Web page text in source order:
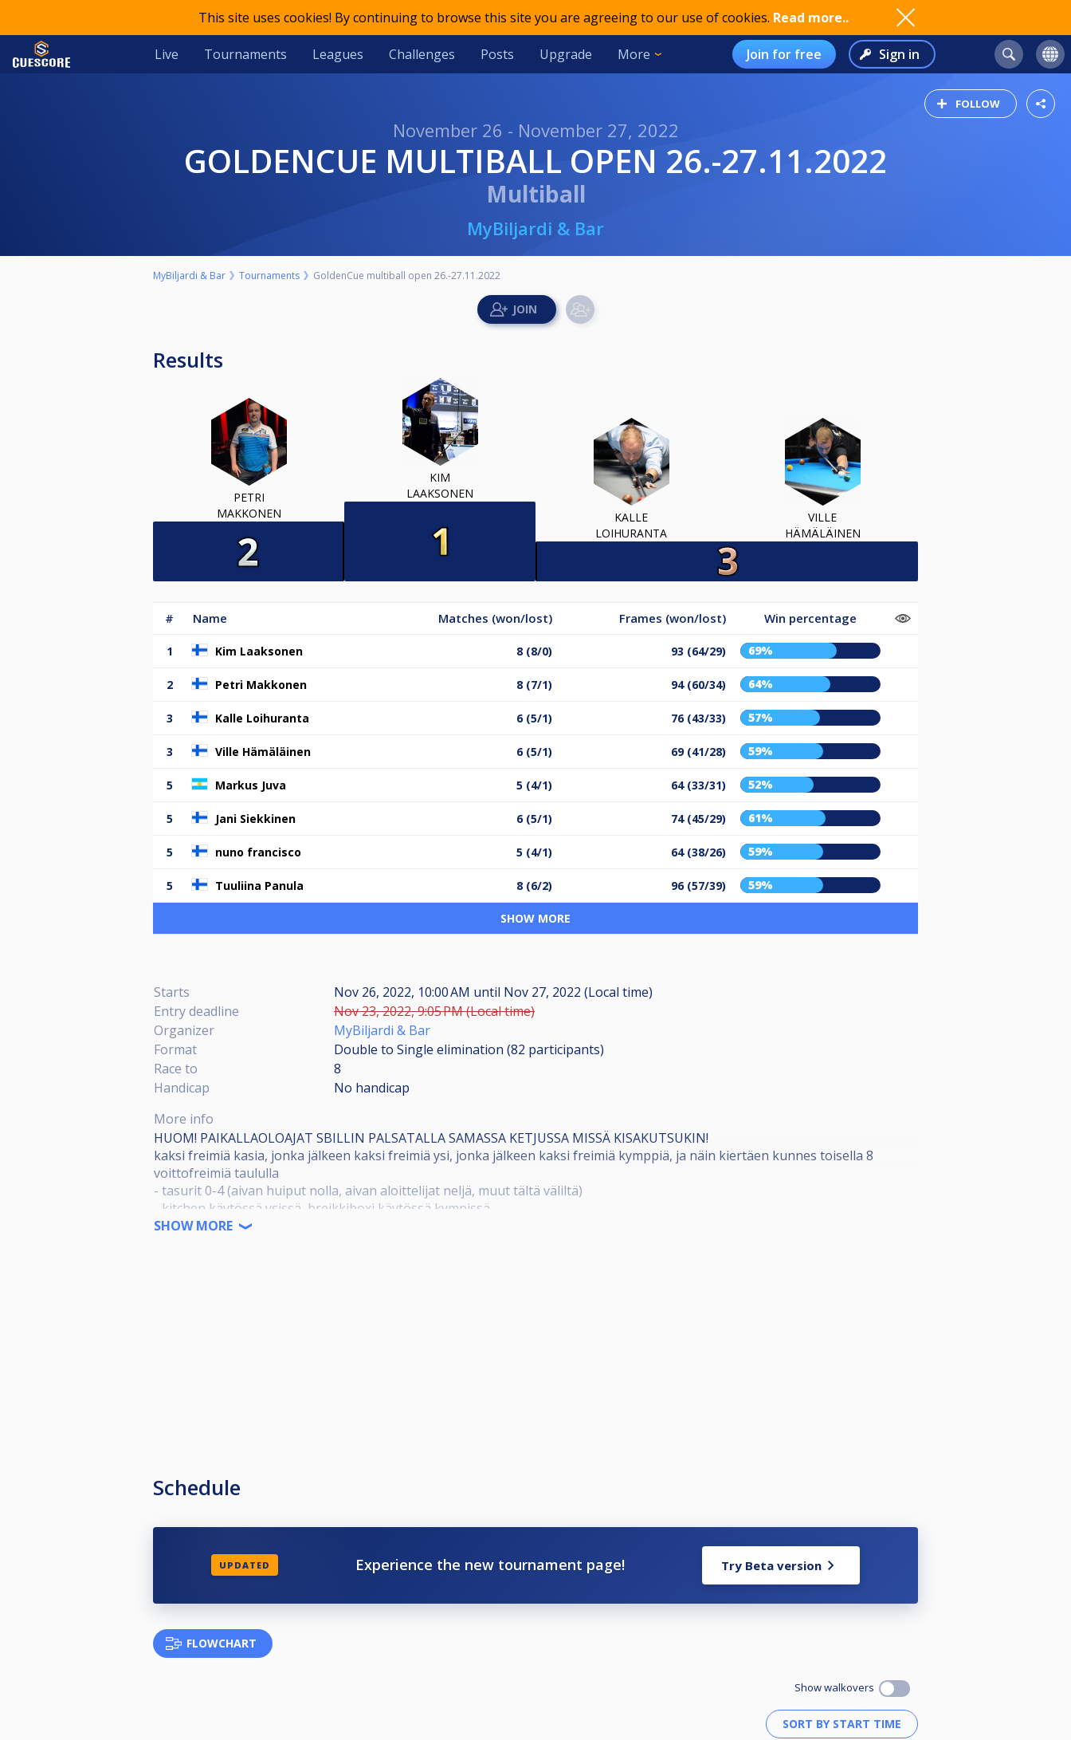
This site uses cookies! By continuing to browse this site you are agreeing to our use of cookies. Read more..
Live Tournaments Leagues Challenges Posts Upgrade More Join for free Sign in
FOLLOW
November 26 - November 27, 2022
GOLDENCUE MULTIBALL OPEN 26.-27.11.2022
Multiball
MyBiljardi & Bar
MyBiljardi & Bar Tournaments GoldenCue multiball open 26.-27.11.2022
Results
PETRI
MAKKONEN
KIM
LAAKSONEN
KALLE
LOIHURANTA
VILLE
HÄMÄLÄINEN
# Name Matches (won/lost) Frames (won/lost) Win percentage
1 Kim Laaksonen 8 (8/0) 93 (64/29) 69%
2 Petri Makkonen 8 (7/1) 94 (60/34) 64%
3 Kalle Loihuranta 6 (5/1) 76 (43/33) 57%
3 Ville Hämäläinen 6 (5/1) 69 (41/28) 59%
5 Markus Juva 5 (4/1) 64 (33/31) 52%
5 Jani Siekkinen 6 (5/1) 74 (45/29) 61%
5 nuno francisco 5 (4/1) 64 (38/26) 59%
5 Tuuliina Panula 8 (6/2) 96 (57/39) 59%
SHOW MORE
Starts Nov 26, 2022, 10:00 AM until Nov 27, 2022 (Local time)
Entry deadline
Nov 23, 2022, 9:05 PM (Local time)
Organizer
MyBiljardi & Bar
Format
Double to Single elimination (82 participants)
Race to
8
Handicap
No handicap
More info
HUOM! PAIKALLAOLOAJAT SBILLIN PALSATALLA SAMASSA KETJUSSA MISSÄ KISAKUTSUKIN!
kaksi freimiä kasia, jonka jälkeen kaksi freimiä ysi, jonka jälkeen kaksi freimiä kymppiä, ja näin kiertäen kunnes toisella 8
voittofreimiä taululla
- tasurit 0-4 (aivan huiput nolla, aivan aloittelijat neljä, muut tältä väliltä)
- kitchen käytössä ysissä, breikkiboxi käytössä kympissä
- vuoroaloitukset
SHOW MORE
Schedule
UPDATED Experience the new tournament page! Try Beta version
FLOWCHART
Show walkovers